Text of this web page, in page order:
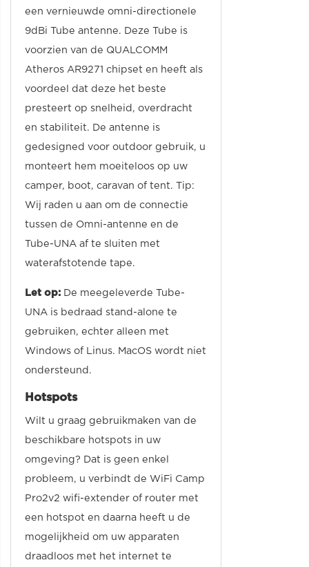
een vernieuwde omni-directionele
9dBi Tube antenne. Deze Tube is
voorzien van de QUALCOMM
Atheros AR9271 chipset en heeft als
voordeel dat deze het beste
presteert op snelheid, overdracht
en stabiliteit. De antenne is
gedesigned voor outdoor gebruik, u
monteert hem moeiteloos op uw
camper, boot, caravan of tent. Tip:
Wij raden u aan om de connectie
tussen de Omni-antenne en de
Tube-UNA af te sluiten met
waterafstotende tape.
Let op: De meegeleverde Tube-
UNA is bedraad stand-alone te
gebruiken, echter alleen met
Windows of Linus. MacOS wordt niet
ondersteund.
Hotspots
Wilt u graag gebruikmaken van de
beschikbare hotspots in uw
omgeving? Dat is geen enkel
probleem, u verbindt de WiFi Camp
Pro2v2 wifi-extender of router met
een hotspot en daarna heeft u de
mogelijkheid om uw apparaten
draadloos met het internet te